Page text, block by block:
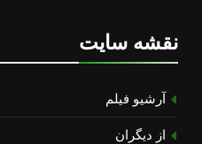
نقشه سایت
آرشیو فیلم
از دیگران